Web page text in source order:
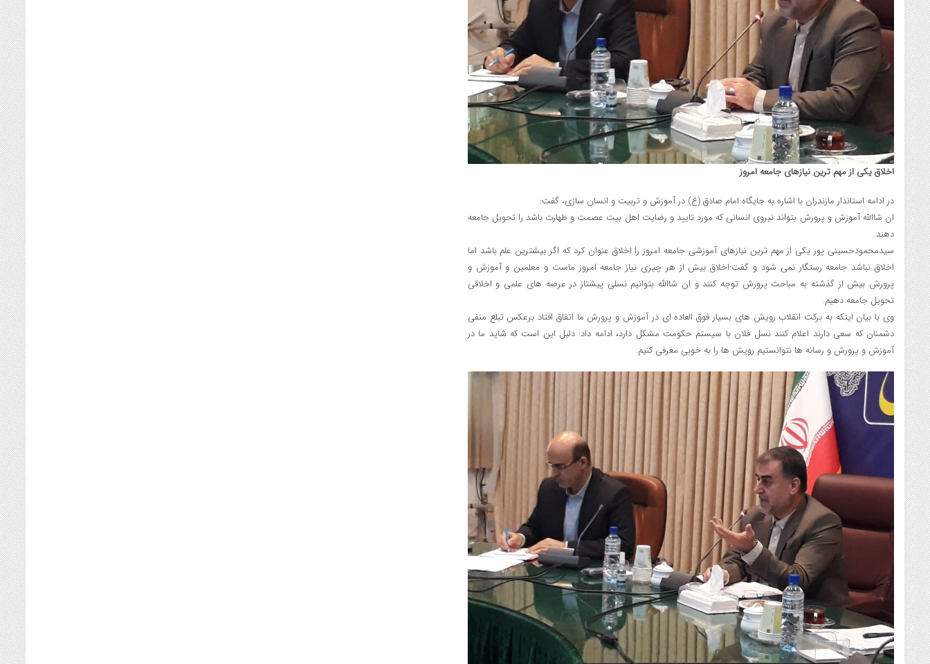
اخلاق یکی از مهم ترین نیازهای جامعه امروز
در ادامه استاندار مازندران با اشاره به جایگاه امام صادق (ع) در آموزش و تربیت و انسان سازی، گفت:
ان شاالله آموزش و پرورش بتواند نیروی انسانی که مورد تایید و رضایت اهل بیت عصمت و طهارت باشد را تحویل جامعه
دهند.
سیدمحمودحسینی پور یکی از مهم ترین نیازهای آموزشی جامعه امروز را اخلاق عنوان کرد که اگر بیشترین علم باشد اما
اخلاق نباشد جامعه رستگار نمی شود و گفت:اخلاق بیش از هر چیزی نیاز جامعه امروز ماست و معلمین و آموزش و
پرورش بیش از گذشته به مباحث پرورش توجه کنند و ان شاالله بتوانیم نسلی پیشتاز در عرصه های علمی و اخلاقی
تحویل جامعه دهیم.
وی با بیان اینکه به برکت انقلاب رویش های بسیار فوق العاده ای در آموزش و پرورش ما اتفاق افتاد برعکس تبلع منفی
دشمنان که سعی دارند اعلام کنند نسل فلان با سیستم حکومت مشکل دارد، ادامه داد: دلیل این است که شاید ما در
آموزش و پرورش و رسانه ها نتوانستیم رویش ها را به خوبی معرفی کنیم.